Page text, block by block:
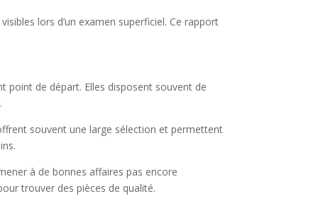
lors d’un examen superficiel. Ce rapport
point de départ. Elles disposent souvent de
souvent une large sélection et permettent
à de bonnes affaires pas encore
trouver des pièces de qualité.